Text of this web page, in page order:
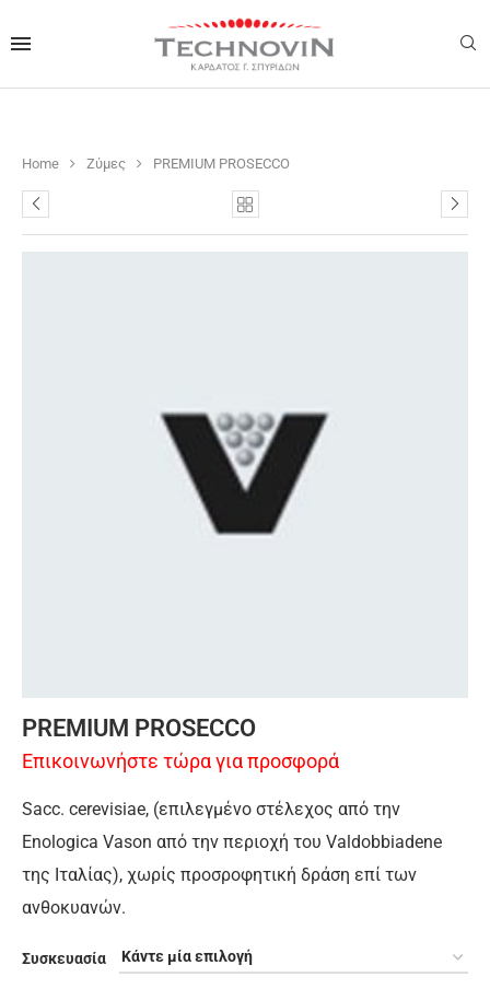
Home Ζύμες PREMIUM PROSECCO
PREMIUM PROSECCO
Επικοινωνήστε τώρα για προσφορά
Sacc. cerevisiae, (επιλεγμένο στέλεχος από την
Enologica Vason από την περιοχή του Valdobbiadene
της Ιταλίας), χωρίς προσροφητική δράση επί των
ανθοκυανών.
Συσκευασία